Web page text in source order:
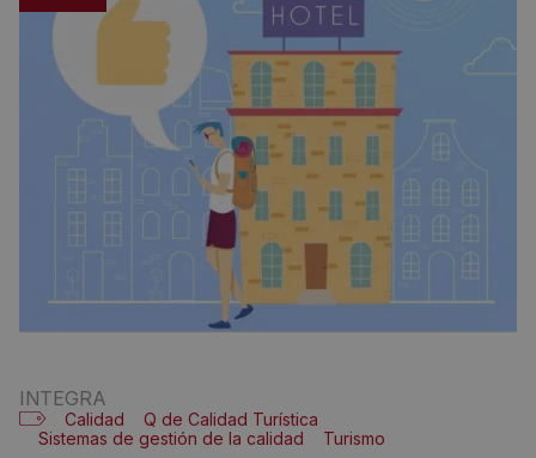
INTEGRA
Calidad
Q de Calidad Turística
Sistemas de gestión de la calidad
Turismo